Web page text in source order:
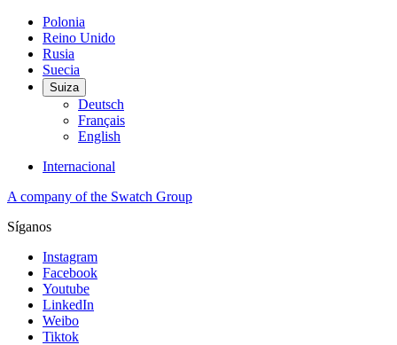
Polonia
Reino Unido
Rusia
Suecia
Suiza
Deutsch
Français
English
Internacional
A company of the Swatch Group
Síganos
Instagram
Facebook
Youtube
LinkedIn
Weibo
Tiktok